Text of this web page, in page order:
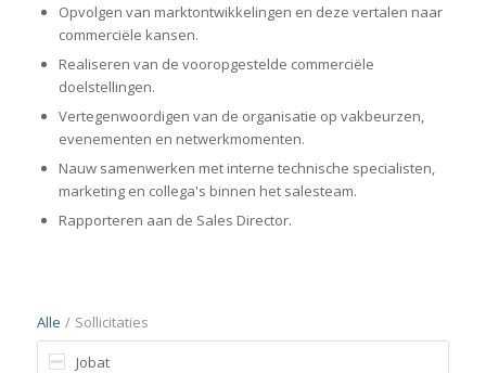
Opvolgen van marktontwikkelingen en deze vertalen naar
commerciële kansen.
Realiseren van de vooropgestelde commerciële
doelstellingen.
Vertegenwoordigen van de organisatie op vakbeurzen,
evenementen en netwerkmomenten.
Nauw samenwerken met interne technische specialisten,
marketing en collega's binnen het salesteam.
Rapporteren aan de Sales Director.
Alle / Sollicitaties
Jobat